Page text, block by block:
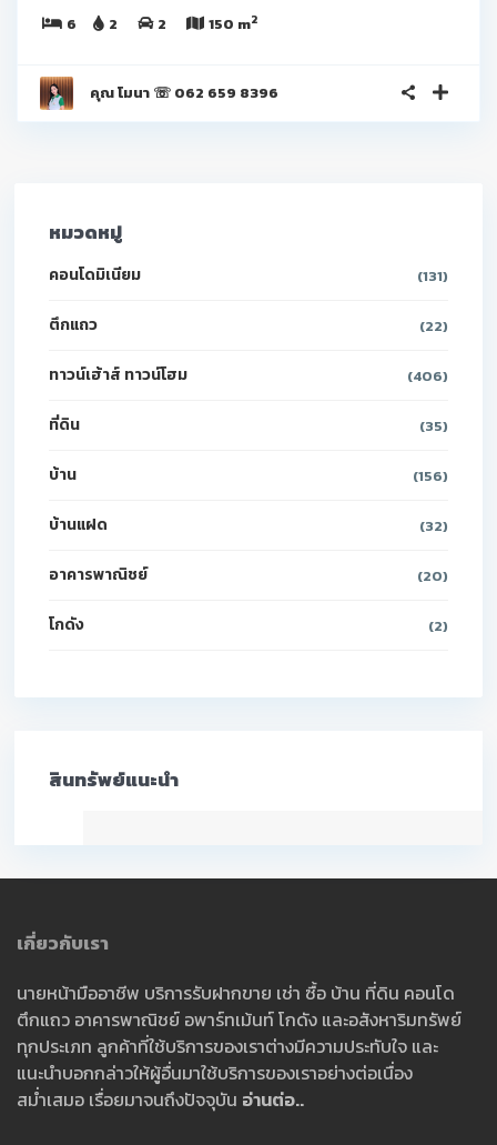
6 2 2 150 m2
คุณ โมนา ☏ 062 659 8396
หมวดหมู่
คอนโดมิเนียม (131)
ตึกแถว (22)
ทาวน์เฮ้าส์ ทาวน์โฮม (406)
ที่ดิน (35)
บ้าน (156)
บ้านแฝด (32)
อาคารพาณิชย์ (20)
โกดัง (2)
สินทรัพย์แนะนำ
เกี่ยวกับเรา
นายหน้ามืออาชีพ บริการรับฝากขาย เช่า ซื้อ บ้าน ที่ดิน คอนโด
ตึกแถว อาคารพาณิชย์ อพาร์ทเม้นท์ โกดัง และอสังหาริมทรัพย์
ทุกประเภท ลูกค้าที่ใช้บริการของเราต่างมีความประทับใจ และ
แนะนำบอกกล่าวให้ผู้อื่นมาใช้บริการของเราอย่างต่อเนื่อง
สม่ำเสมอ เรื่อยมาจนถึงปัจจุบัน อ่านต่อ..